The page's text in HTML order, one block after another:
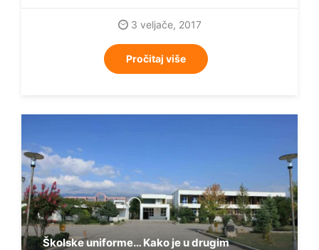
Pročitaj više
3 veljače, 2017
Školske uniforme… Kako je u drugim